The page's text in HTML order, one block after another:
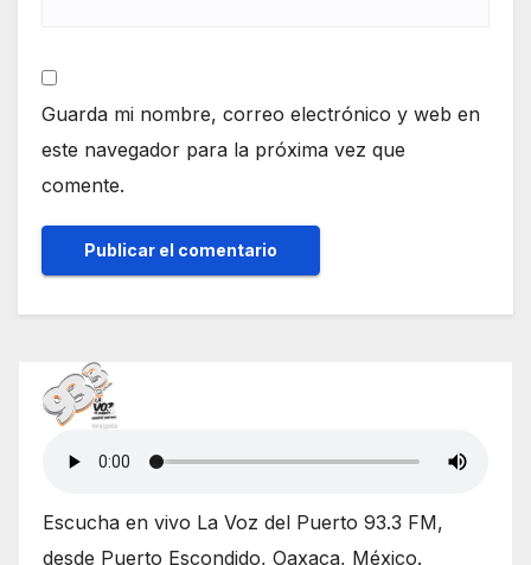
Guarda mi nombre, correo electrónico y web en
este navegador para la próxima vez que
comente.
Escucha en vivo La Voz del Puerto 93.3 FM,
desde Puerto Escondido, Oaxaca, México.